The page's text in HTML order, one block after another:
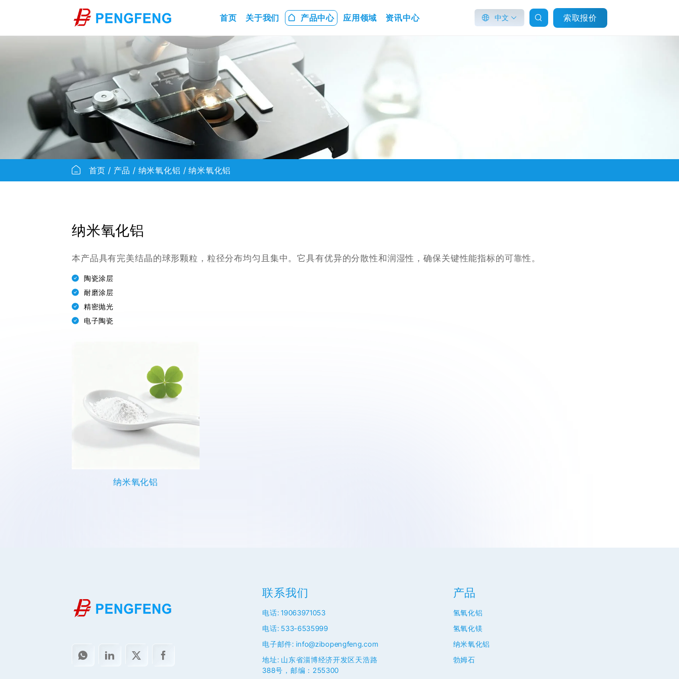
首页 关于我们 产品中心 应用领域 资讯中心 中文 索取报价
首页 产品 纳米氧化铝 纳米氧化铝
纳米氧化铝
本产品具有完美结晶的球形颗粒，粒径分布均匀且集中。它具有优异的分散性和润湿性，确保关键性能指标的可靠性。
陶瓷涂层
耐磨涂层
精密抛光
电子陶瓷
纳米氧化铝
联系我们
电话: 19063971053
电话: 533-6535999
电子邮件: info@zibopengfeng.com
地址: 山东省淄博经济开发区天浩路
388号，邮编：255300
产品
氢氧化铝
氢氧化镁
纳米氧化铝
勃姆石